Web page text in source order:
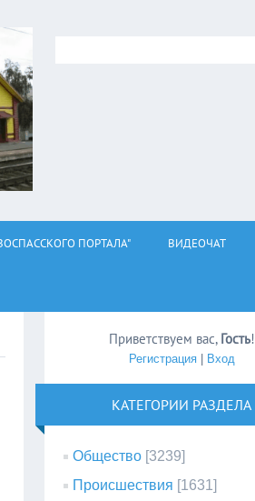
ПОРТАЛА" ВИДЕОЧАТ
Приветствуем вас, Гость!
Регистрация| Вход
КАТЕГОРИИ РАЗДЕЛА
Общество [3239]
Происшествия [1631]